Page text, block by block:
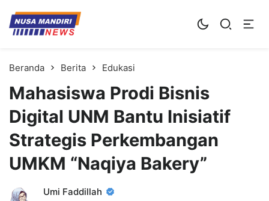
Kampus Digital Bisnis
Universitas Nusa Mandiri
Beranda Berita Edukasi
Mahasiswa Prodi Bisnis
Digital UNM Bantu Inisiatif
Strategis Perkembangan
UMKM “Naqiya Bakery”
Umi Faddillah